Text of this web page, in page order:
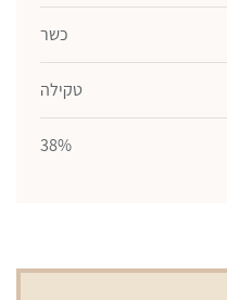
כשר
טקילה
38%